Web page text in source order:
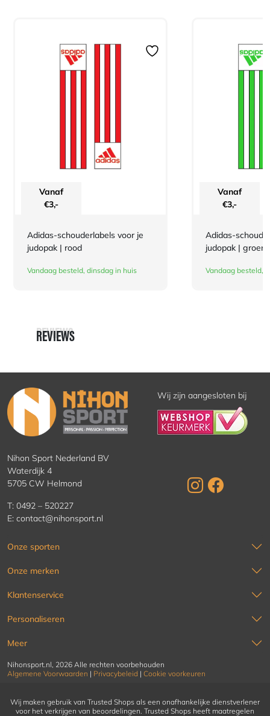
Vanaf
€3,-
Adidas-schouderlabels voor je
judopak | rood
Vandaag besteld, dinsdag in huis
Vanaf
€3,-
Adidas-
judopak | groen
Vandaag besteld,
REVIEWS
REVIEWS
Wij zijn aangesloten bij
Nihon Sport Nederland BV
Waterdijk 4
5705 CW Helmond
T: 0492 – 520227
E: contact@nihonsport.nl
Onze sporten
Onze merken
Klantenservice
Personaliseren
Meer
Nihonsport.nl, 2026 Alle rechten voorbehouden
Algemene Voorwaarden | Privacybeleid | Cookie voorkeuren
Wij maken gebruik van Trusted Shops als een onafhankelijke dienstverlener
voor het verkrijgen van beoordelingen. Trusted Shops heeft maatregelen